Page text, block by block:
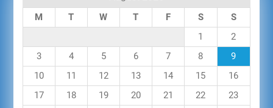
M T W T F S
S
1
2
3
4 5 6 7 8
9
10
11 12 13 14 15
16
17
18 19 20 21 22
23